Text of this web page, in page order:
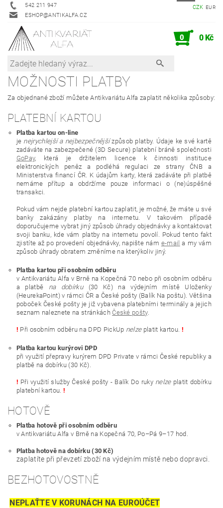
542 211 947
ESHOP@ANTIKALFA.CZ
CZK EUR
0 0 Kč
MOŽNOSTI PLATBY
Za objednané zboží můžete Antikvariátu Alfa zaplatit několika způsoby:
PLATEBNÍ KARTOU
Platba kartou on-line
je nejrychlejší a nejbezpečnějšízpůsob platby. Údaje ke své kartě
zadáváte na zabezpečené (3D Secure) platební bráně společnosti
GoPay, která je držitelem licence k činnosti instituce
elektronických peněz a podléhá regulaci ze strany ČNB a
Ministerstva financí ČR. K údajům karty, která zadáváte při platbě
nemáme přítup a obdržíme pouze informaci o (ne)úspěšné
transakci.
Pokud vám nejde platební kartou zaplatit, je možné, že máte u své
banky zakázány platby na internetu. V takovém případě
doporučujeme vybrat jiný způsob úhrady objednávky a kontaktovat
svoji banku, kde vám platby na internetu povolí. Pokud tento fakt
zjistíte až po provedení objednávky, napište nám e-mail a my vám
způsob úhrady obratem změníme na kterýkoliv jiný.
Platba kartou při osobním odběru
v Antikvariátu Alfa v Brně na Kopečná 70 nebo při osobním odběru
a platbě na dobírku(30 Kč) na výdejním místě Uloženky
(HeurekaPoint) v rámci ČR a České pošty (Balík Na poštu). Většina
poboček České pošty je již vybavena platebními terminály a jejich
seznam naleznete na stránkáchČeské pošty.
! Při osobním odběru na DPD PickUp nelzeplatit kartou. !
Platba kartou kurýrovi DPD
při využití přepravy kurýrem DPD Private v rámci České republiky a
platbě na dobírku (30 Kč).
! Při využití služby České pošty - Balík Do ruky nelzeplatit dobírku
platební kartou.!
HOTOVĚ
Platba hotově při osobním odběru
v Antikvariátu Alfa v Brně na Kopečná 70, Po–Pá 9–17 hod.
Platba hotově na dobírku (30 Kč)
zaplatíte při převzetí zboží na výdejním místě nebo dopravci.
BEZHOTOVOSTNĚ
NEPLAŤTE V KORUNÁCH NA EUROÚČET